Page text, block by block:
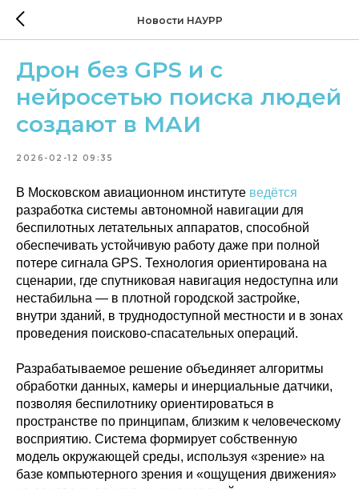
Новости НАУРР
Дрон без GPS и с
нейросетью поиска людей
создают в МАИ
2026-02-12 09:35
В Московском авиационном институте ведётся
разработка системы автономной навигации для
беспилотных летательных аппаратов, способной
обеспечивать устойчивую работу даже при полной
потере сигнала GPS. Технология ориентирована на
сценарии, где спутниковая навигация недоступна или
нестабильна — в плотной городской застройке,
внутри зданий, в труднодоступной местности и в зонах
проведения поисково-спасательных операций.
Разрабатываемое решение объединяет алгоритмы
обработки данных, камеры и инерциальные датчики,
позволяя беспилотнику ориентироваться в
пространстве по принципам, близким к человеческому
восприятию. Система формирует собственную
модель окружающей среды, используя «зрение» на
базе компьютерного зрения и «ощущения движения»